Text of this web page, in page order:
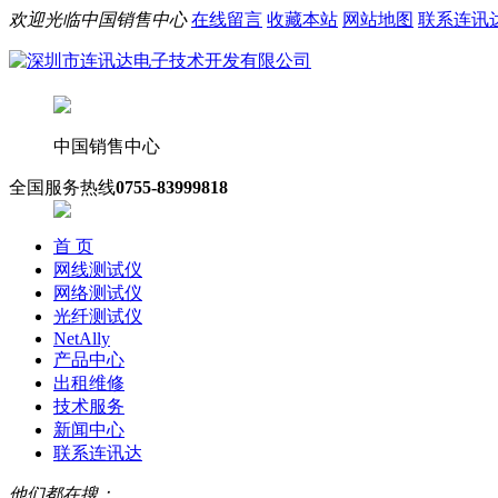
欢迎光临中国销售中心 在线留言 收藏本站 网站地图 联系连讯
中国销售中心
全国服务热线0755-83999818
首 页
网线测试仪
网络测试仪
光纤测试仪
NetAlly
产品中心
出租维修
技术服务
新闻中心
联系连讯达
他们都在搜：